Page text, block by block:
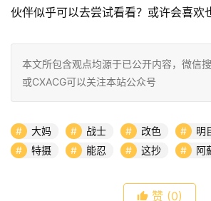
伙伴似乎可以去尝试看看？或许会喜欢
本文所包含观点均源于已公开内容，微信
或CXACG可以关注本站公众号
大妈 战士 改色 明
特摄
能忍 这抄 阿
赞 (0)